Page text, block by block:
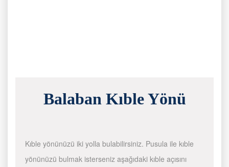
Balaban Kıble Yönü
Kıble yönünüzü iki yolla bulabilirsiniz. Pusula ile kıble
yönünüzü bulmak isterseniz aşağıdaki kıble açısını